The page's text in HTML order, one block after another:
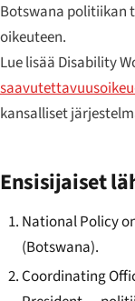
Botswana politiikan
oikeuteen.
Lue lisää Disability
kansalliset
Ensisijaiset
National Policy
(Botswana).
Coordinating